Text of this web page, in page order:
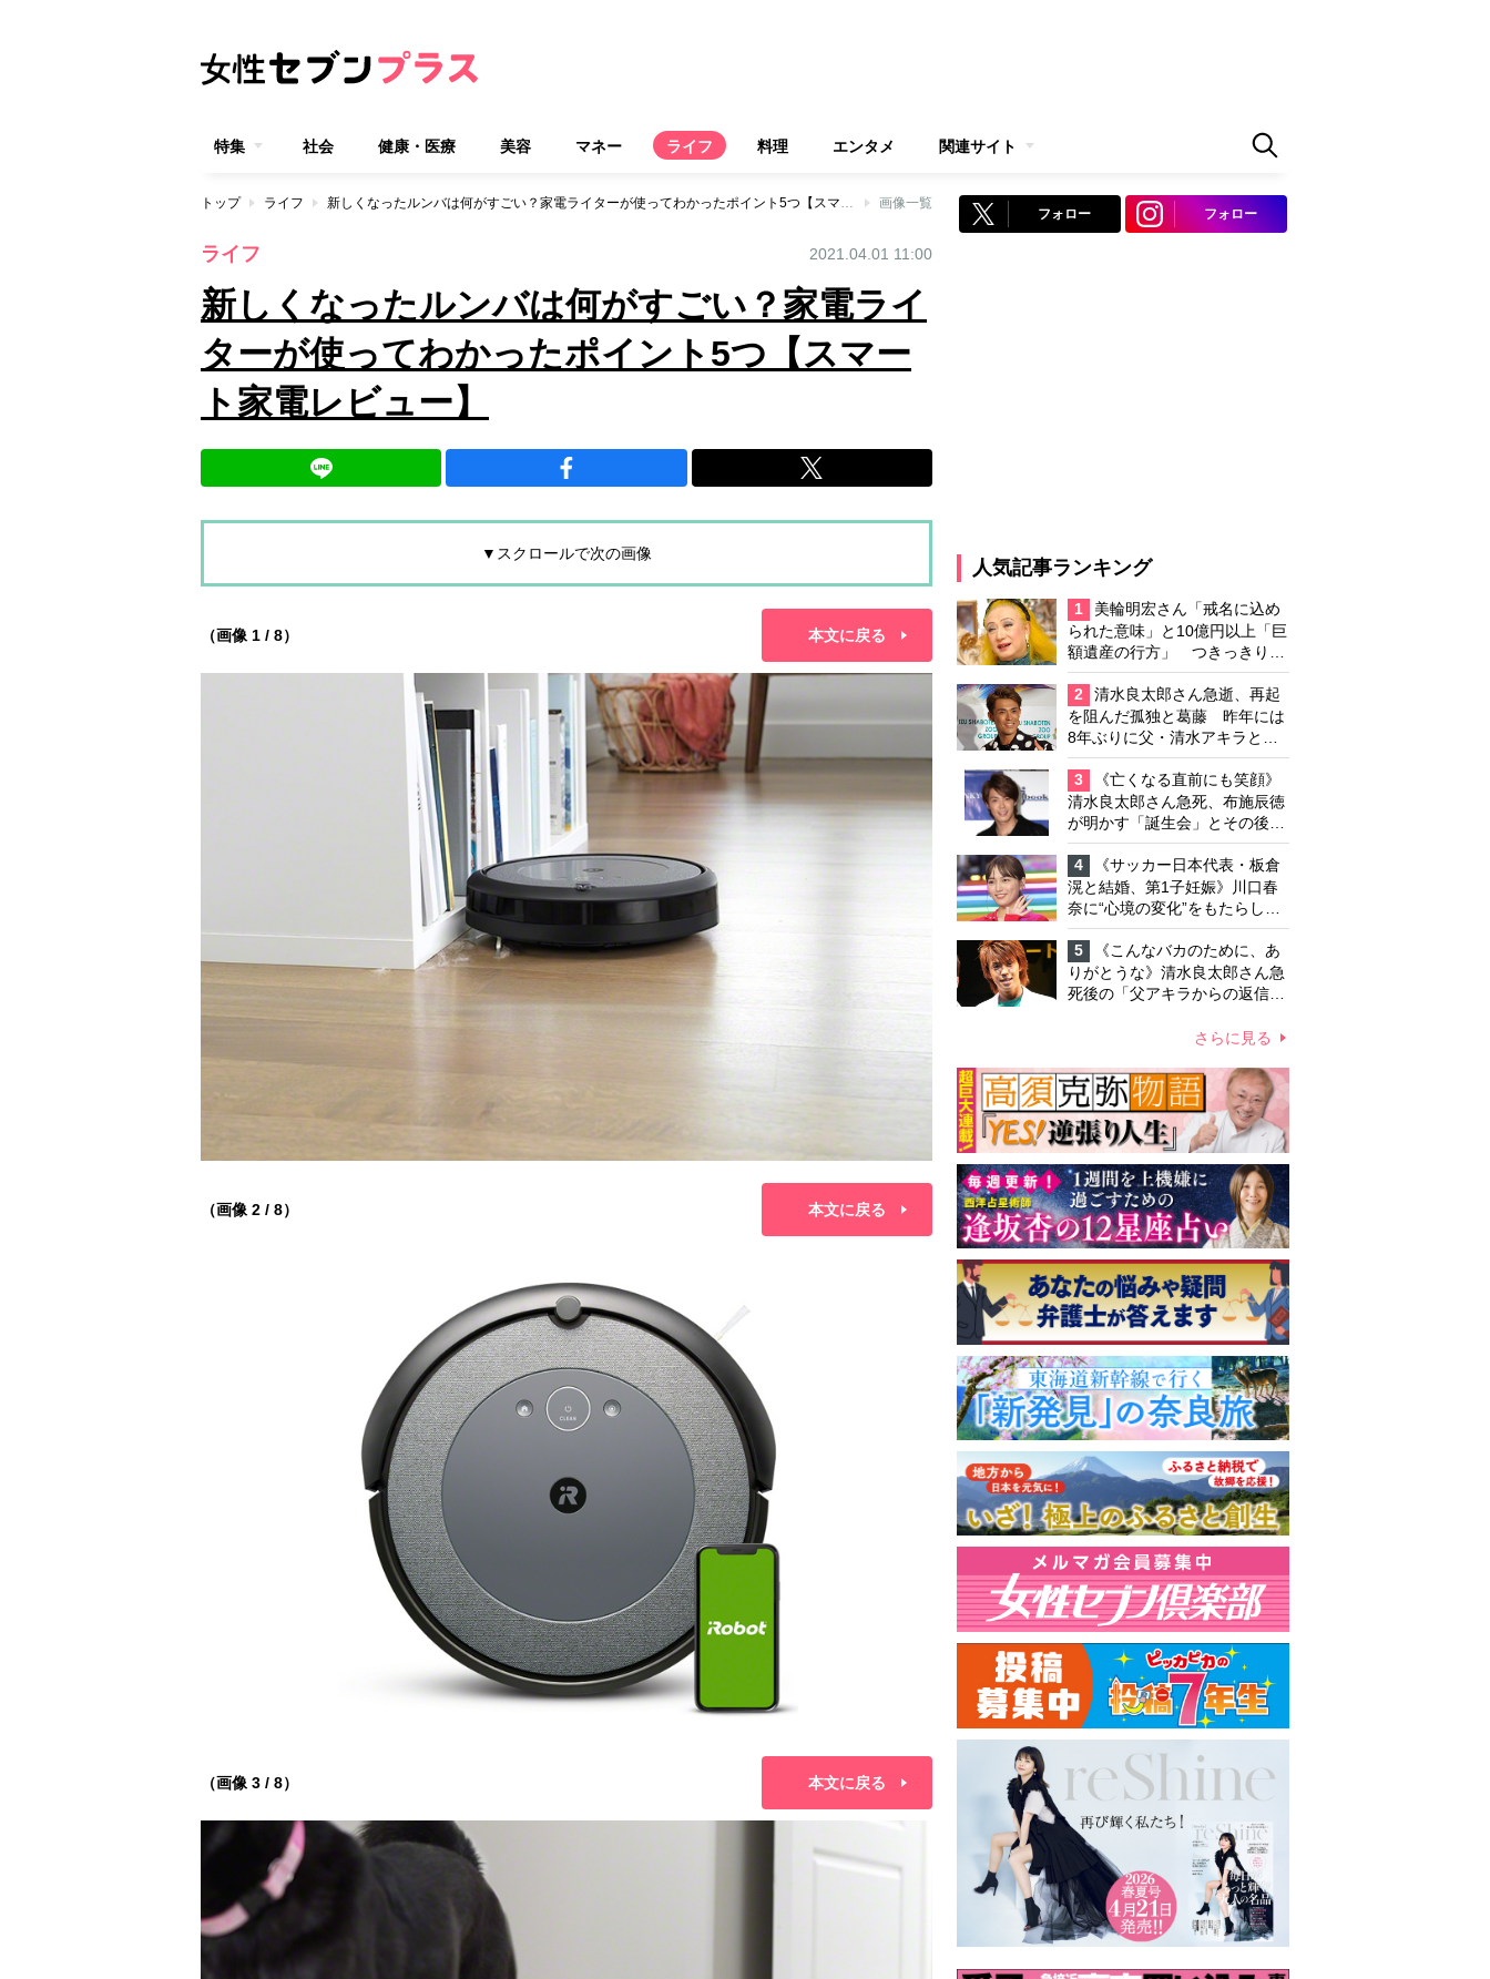
特集 社会 健康・医療 美容 マネー ライフ 料理 エンタメ 関連サイト
トップ ライフ 新しくなったルンバは何がすごい？家電ライターが使ってわかったポイント5つ【スマート家電レビュー】 画像一覧
ライフ 2021.04.01 11:00
新しくなったルンバは何がすごい？家電ライ
ターが使ってわかったポイント5つ【スマー
ト家電レビュー】
▼スクロールで次の画像
（画像 1 / 8） 本文に戻る
（画像 2 / 8） 本文に戻る
（画像 3 / 8） 本文に戻る
フォロー フォロー
人気記事ランキング
1
美輪明宏さん「戒名に込め
られた意味」と10億円以上「巨
額遺産の行方」 つきっきりで
私生活をサポートしていた元俳
優が相続か
2
清水良太郎さん急逝、再起
を阻んだ孤独と葛藤 昨年には
8年ぶりに父・清水アキラと共
演、本格的な活動再開に向かっ
ていたが…周囲が懸念していた
「不安定なところ」
3
《亡くなる直前にも笑顔》
清水良太郎さん急死、布施辰徳
が明かす「誕生会」とその後の
メッセージ
4
《サッカー日本代表・板倉
滉と結婚、第1子妊娠》川口春
奈に“心境の変化”をもたらした
主演映画『ママせか』 身を削
って「がんに蝕まれる母」を演
じた壮絶な撮影現場
5
《こんなバカのために、あ
りがとうな》清水良太郎さん急
死後の「父アキラからの返信」
さらに見る